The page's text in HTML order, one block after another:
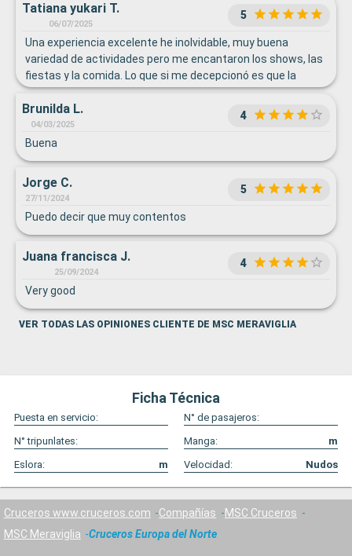
Tatiana yukari T.
06/07/2025
5
Una experiencia excelente he inolvidable, muy buena
variedad de actividades pero me encantaron los shows, las
fiestas y la comida. Lo que si me decepcionó es que la
habitación tenía un sofá sucio y en cuanto a la limpieza
nunca aspiraron la alfombra, al menos los ultimos 3 dias.
Brunilda L.
04/03/2025
4
Buena
Jorge C.
27/11/2024
5
Puedo decir que muy contentos
Juana francisca J.
25/09/2024
4
Very good
VER TODAS LAS OPINIONES CLIENTE DE MSC MERAVIGLIA
Ficha Técnica
Puesta en servicio:
N° de pasajeros:
N° tripunlates:
Manga:
m
Eslora:
m Velocidad: Nudos
Cruceros www.cruceros.com Compañías
MSC Cruceros
MSC Meraviglia
Cruceros Europa del Norte